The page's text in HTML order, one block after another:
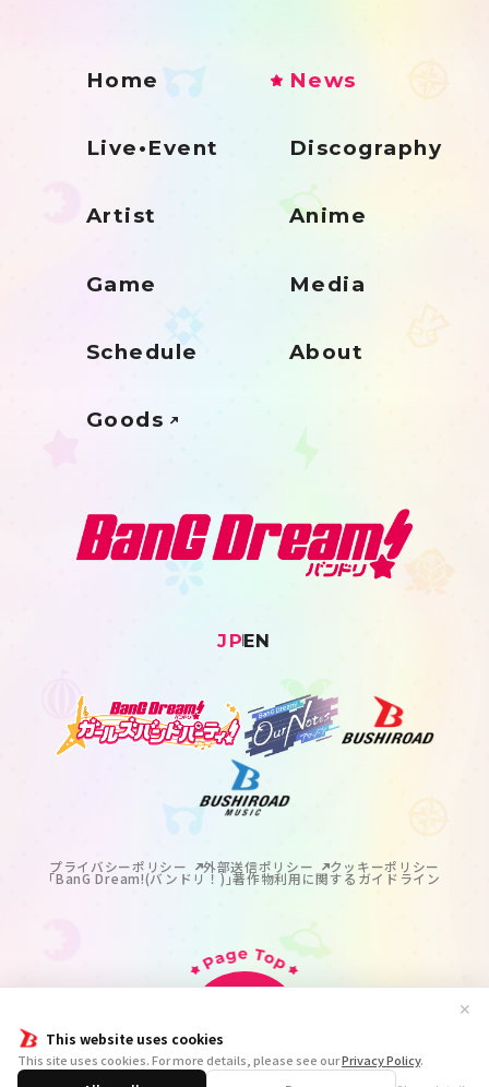
This website uses cookies
This site uses cookies. For more details, please see ourPrivacy Policy.
✕
Home News
Live•Event Discography
Artist Anime
Game Media
Schedule About
Goods
JPEN
プライバシーポリシー 外部送信ポリシー クッキーポリシー
｢BanG Dream!(バンドリ！)｣著作物利用に関するガイドライン
掲載の記事・写真・イラスト等のすべてのコンテンツの
無断複写・転載を禁じます。